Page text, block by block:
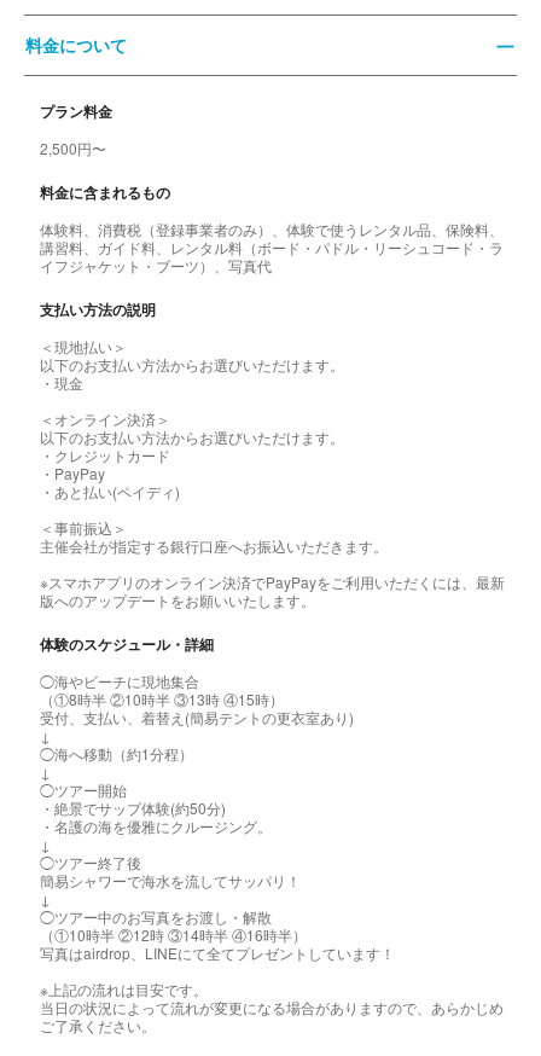
料金について
プラン料金
2,500円〜
料金に含まれるもの
体験料、消費税（登録事業者のみ）、体験で使うレンタル品、保険料、
講習料、ガイド料、レンタル料（ボード・パドル・リーシュコード・ラ
イフジャケット・ブーツ）、写真代
支払い方法の説明
＜現地払い＞
以下のお支払い方法からお選びいただけます。
・現金
＜オンライン決済＞
以下のお支払い方法からお選びいただけます。
・クレジットカード
・PayPay
・あと払い(ペイディ)
＜事前振込＞
主催会社が指定する銀行口座へお振込いただきます。
※スマホアプリのオンライン決済でPayPayをご利用いただくには、最新
版へのアップデートをお願いいたします。
体験のスケジュール・詳細
◯海やビーチに現地集合
（①8時半 ②10時半 ③13時 ④15時）
受付、支払い、着替え(簡易テントの更衣室あり)
↓
◯海へ移動（約1分程）
↓
◯ツアー開始
・絶景でサップ体験(約50分)
・名護の海を優雅にクルージング。
↓
◯ツアー終了後
簡易シャワーで海水を流してサッパリ！
↓
◯ツアー中のお写真をお渡し・解散
（①10時半 ②12時 ③14時半 ④16時半）
写真はairdrop、LINEにて全てプレゼントしています！
※上記の流れは目安です。
当日の状況によって流れが変更になる場合がありますので、あらかじめ
ご了承ください。